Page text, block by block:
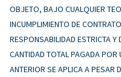
OBJETO, BAJO CUALQUIER
INCUMPLIMIENTO DE
RESPONSABILIDAD ESTRICTA Y
CANTIDAD TOTAL PAGADA
ANTERIOR SE APLICA A PESAR